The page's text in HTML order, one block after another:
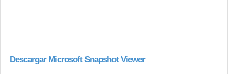
Descargar Microsoft Snapshot Viewer